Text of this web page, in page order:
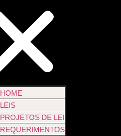
HOME
LEIS
PROJETOS DE LEI
REQUERIMENTOS